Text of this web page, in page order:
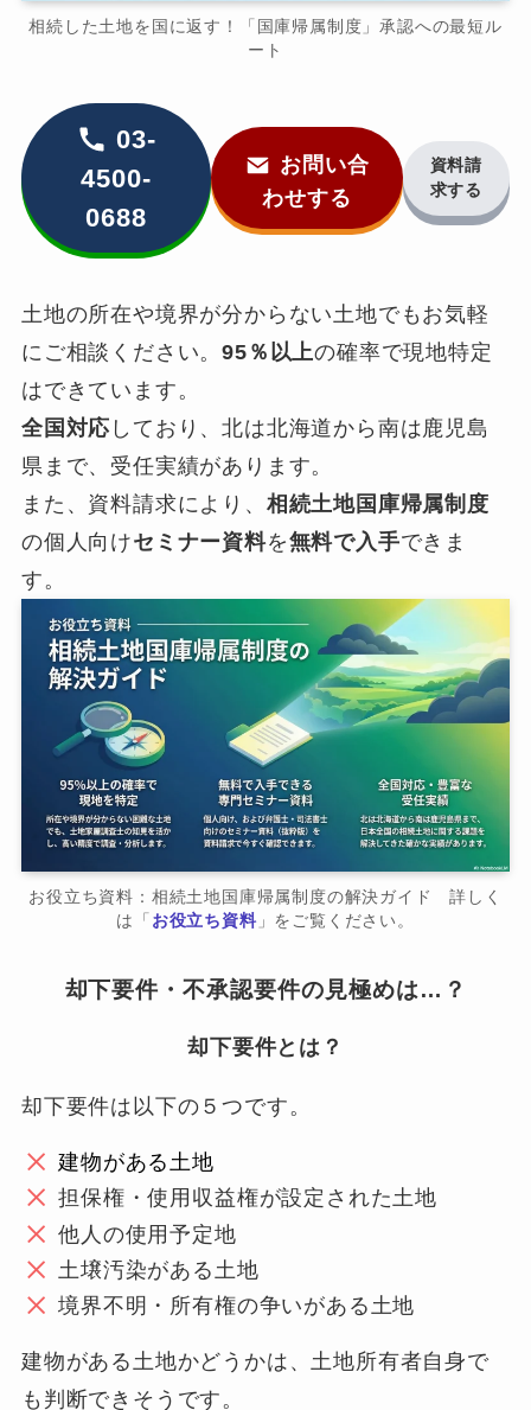
相続した土地を国に返す！「国庫帰属制度」承認への最短ル
ート
03-
4500-
0688
お問い合
わせする
資料請
求する
土地の所在や境界が分からない土地でもお気軽
にご相談ください。95％以上の確率で現地特定
はできています。
全国対応 しており、北は北海道から南は鹿児島
県まで、受任実績があります。
また、資料請求により、 相続土地国庫帰属制度
の個人向けセミナー資料を無料で入手できま
す。
お役立ち資料：相続土地国庫帰属制度の解決ガイド 詳しく
は「 お役立ち資料」をご覧ください。
却下要件・不承認要件の見極めは…？
却下要件とは？
却下要件は以下の５つです。
建物がある土地
担保権・使用収益権が設定された土地
他人の使用予定地
土壌汚染がある土地
境界不明・所有権の争いがある土地
建物がある土地かどうかは、土地所有者自身で
も判断できそうです。